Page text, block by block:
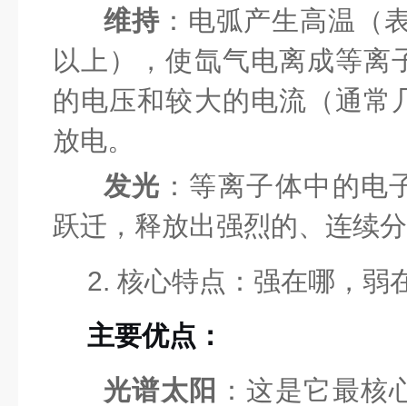
维持：电弧产生高温（
以上），使氙气电离成等离
的电压和较大的电流（通常
放电。
发光 ：等离子体中的电
跃迁，释放出强烈的、连续
2. 核心特点：强在哪，弱
主要优点：
光谱太阳
：这是它最核